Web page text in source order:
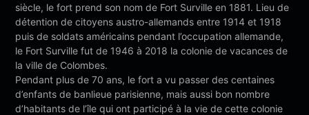
siècle, le fort prend son nom de Fort Surville en 1881. Lieu de
détention de citoyens austro-allemands entre 1914 et 1918
puis de soldats américains pendant l’occupation allemande,
le Fort Surville fut de 1946 à 2018 la colonie de vacances de
la ville de Colombes.
Pendant plus de 70 ans, le fort a vu passer des centaines
d’enfants de banlieue parisienne, mais aussi bon nombre
d’habitants de l’île qui ont participé à la vie de cette colonie